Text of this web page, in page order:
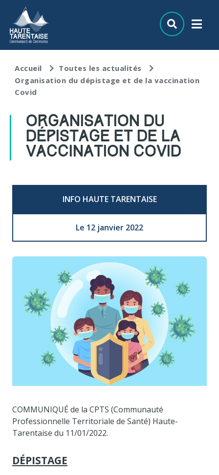
Aller à la recherche
Accueil
Toutes les actualités
Organisation du dépistage et de la vaccination
Covid
ORGANISATION DU
DÉPISTAGE ET DE LA
VACCINATION COVID
INFO HAUTE TARENTAISE
Le 12 janvier 2022
COMMUNIQUÉ de la CPTS (Communauté
Professionnelle Territoriale de Santé) Haute-
Tarentaise du 11/01/2022.
DÉPISTAGE